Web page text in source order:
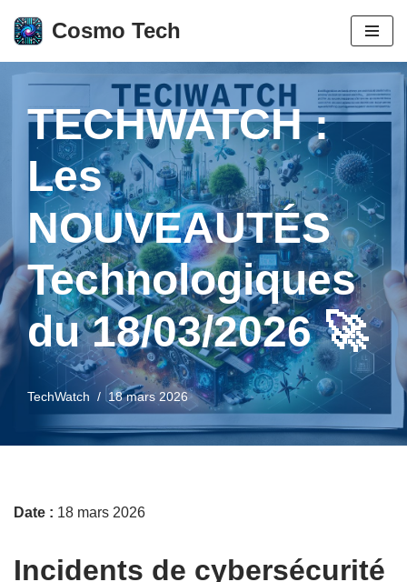
Aller
Cosmo Tech
TECHWATCH :
Les
NOUVEAUTÉS
Technologiques
du 18/03/2026 🚀
TechWatch 18 mars 2026
Date : 18 mars 2026
Incidents de cybersécurité